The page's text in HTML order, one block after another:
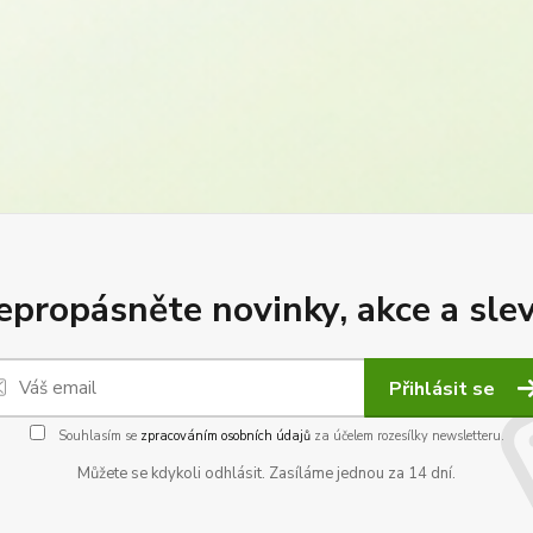
novinky, akce a
Přihlásit se
Souhlasím se zpracováním osobních údajůza účelem rozesílky newsletteru.
Můžete se kdykoli odhlásit. Zasíláme jednou za 14 dní.